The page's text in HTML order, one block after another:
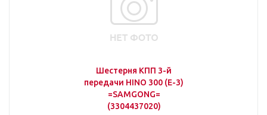
Шестерня КПП 3-й
передачи HINO 300 (E-3)
=SAMGONG=
(3304437020)